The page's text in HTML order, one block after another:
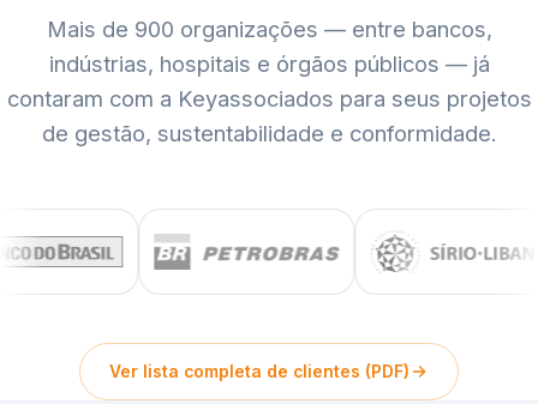
Mais de 900 organizações — entre bancos,
indústrias, hospitais e órgãos públicos — já
contaram com a Keyassociados para seus projetos
de gestão, sustentabilidade e conformidade.
Ver lista completa de clientes (PDF)